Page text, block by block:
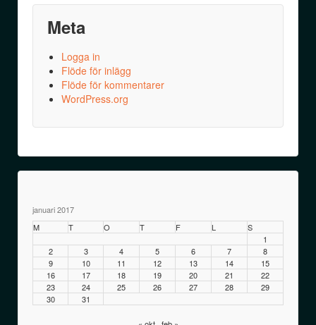
Meta
Logga in
Flöde för inlägg
Flöde för kommentarer
WordPress.org
januari 2017
M
T O T F L
S
1
2
3 4 5 6 7
8
9
10 11 12 13 14
15
16
17 18 19 20 21
22
23
24 25 26 27 28
29
30
31